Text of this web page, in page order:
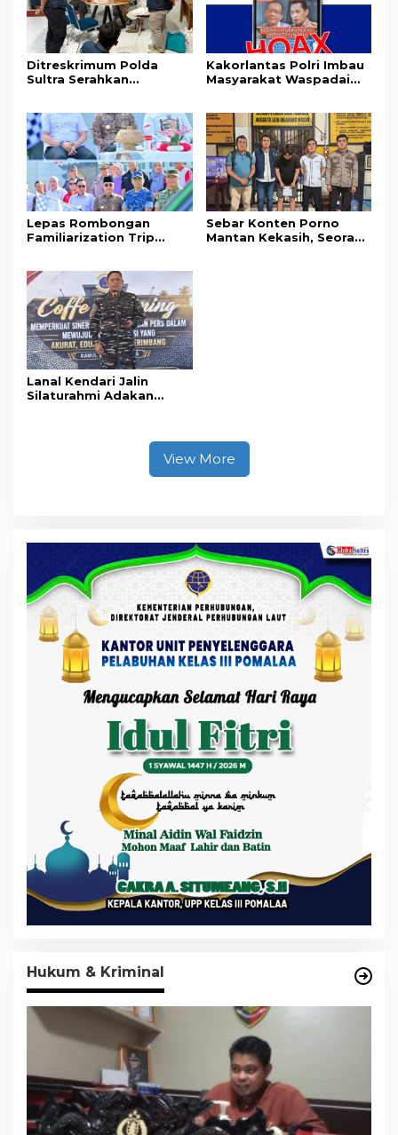
Ditreskrimum Polda
Sultra Serahkan
Penyelenggaraan
Perjalanan Ibadah Umrah
Tanpa Izin ke Kejaksaan
Kakorlantas Polri Imbau
Masyarakat Waspadai
Lepas Rombongan
Familiarization Trip
Gerakkan Ekonomi
Daerah
Sebar Konten Porno
Mantan Kekasih, Seorang
Lanal Kendari Jalin
Silaturahmi Adakan
View More
Hukum & Kriminal